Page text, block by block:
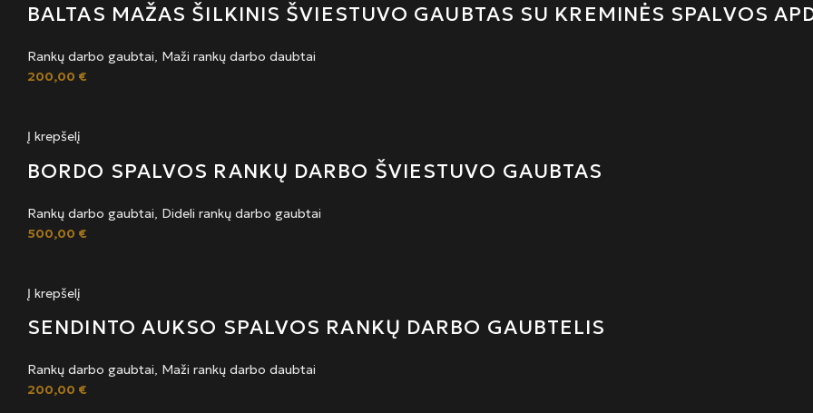
BALTAS MAŽAS ŠILKINIS ŠVIESTUVO GAUBTAS SU KREMINĖS SPALVOS
Rankų darbo gaubtai, Maži rankų darbo daubtai
200,00 €
Į krepšelį
BORDO SPALVOS RANKŲ DARBO ŠVIESTUVO GAUBTAS
Rankų darbo gaubtai Dideli rankų darbo gaubtai
500,00 €
Į krepšelį
SENDINTO AUKSO SPALVOS RANKŲ DARBO GAUBTELIS
Rankų darbo gaubtai, Maži rankų darbo daubtai
200,00 €